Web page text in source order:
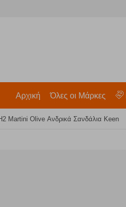
Αρχική Όλες οι Μάρκες
Martini Olive Ανδρικά Σανδάλια Keen